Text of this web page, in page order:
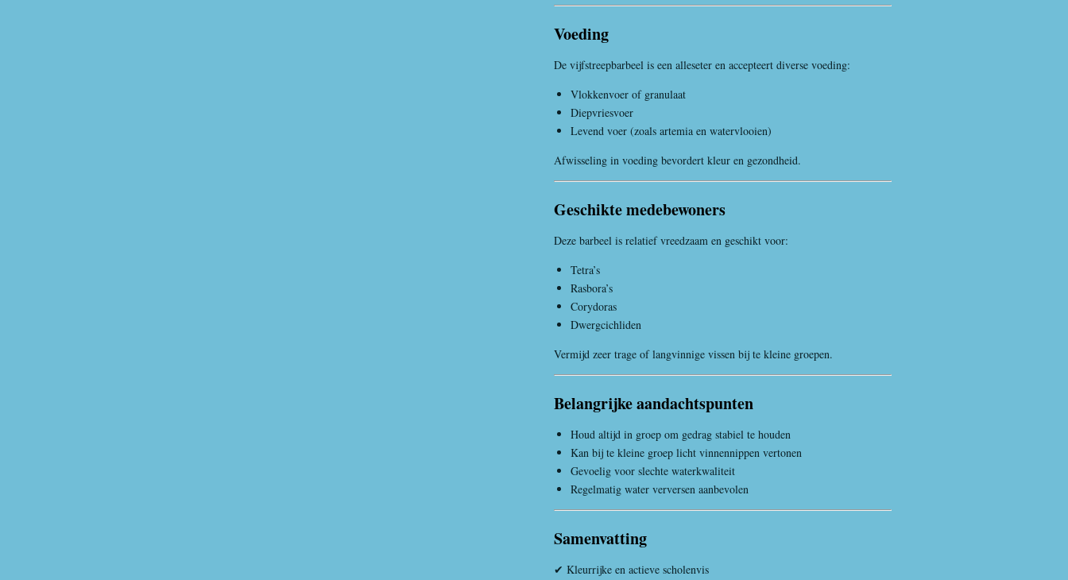
Voeding
De vijfstreepbarbeel is een alleseter en accepteert diverse voeding:
Vlokkenvoer of granulaat
Diepvriesvoer
Levend voer (zoals artemia en watervlooien)
Afwisseling in voeding bevordert kleur en gezondheid.
Geschikte medebewoners
Deze barbeel is relatief vreedzaam en geschikt voor:
Tetra’s
Rasbora’s
Corydoras
Dwergcichliden
Vermijd zeer trage of langvinnige vissen bij te kleine groepen.
Belangrijke aandachtspunten
Houd altijd in groep om gedrag stabiel te houden
Kan bij te kleine groep licht vinnennippen vertonen
Gevoelig voor slechte waterkwaliteit
Regelmatig water verversen aanbevolen
Samenvatting
✔ Kleurrijke en actieve scholenvis